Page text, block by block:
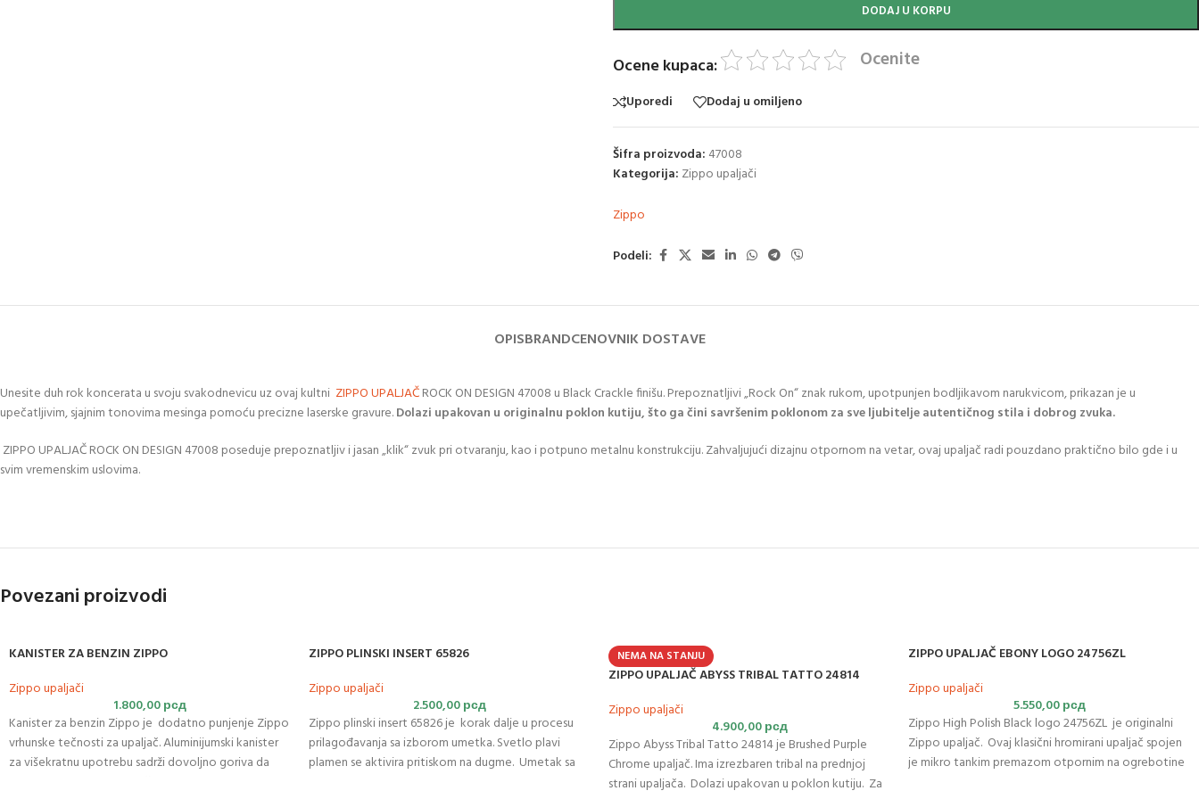
DODAJ U KORPU
Ocene kupaca: Ocenite
Uporedi Dodaj u omiljeno
Šifra proizvoda: 47008
Kategorija: Zippo upaljači
Zippo
Podeli:
OPISBRANDCENOVNIK DOSTAVE
Unesite duh rok koncerata u svoju svakodnevicu uz ovaj kultni ZIPPOUPALJAČROCK ON DESIGN 47008 u Black Crackle finišu. Prepoznatljivi „Rock On“ znak rukom, upotpunjen bodljikavom narukvicom, prikazan je u
upečatljivim, sjajnim tonovima mesinga pomoću precizne laserske gravure.Dolazi upakovan u originalnu poklon kutiju, što ga čini savršenim poklonom za sve ljubitelje autentičnog stila i dobrog zvuka.
ZIPPO UPALJAČ ROCK ON DESIGN 47008 poseduje prepoznatljiv i jasan „klik“ zvuk pri otvaranju, kao i potpuno metalnu konstrukciju. Zahvaljujući dizajnu otpornom na vetar, ovaj upaljač radi pouzdano praktično bilo gde i u
svim vremenskim uslovima.
Povezani proizvodi
KANISTER ZA BENZIN ZIPPO
Zippo upaljači
1.800,00рсд
Kanister za benzin Zippo je dodatno punjenje Zippo
vrhunske tečnosti za upaljač. Aluminijumski kanister
za višekratnu upotrebu sadrži dovoljno goriva da
ZIPPO PLINSKI INSERT 65826
Zippo upaljači
2.500,00рсд
Zippo plinski insert 65826 je korak dalje u procesu
prilagođavanja sa izborom umetka. Svetlo plavi
plamen se aktivira pritiskom na dugme. Umetak sa
NEMA NA STANJU
ZIPPO UPALJAČ ABYSS TRIBAL TATTO 24814
Zippo upaljači
4.900,00рсд
Zippo Abyss Tribal Tatto 24814 je Brushed Purple
Chrome upaljač. Ima izrezbaren tribal na prednjoj
strani upaljača. Dolazi upakovan u poklon kutiju. Za
ZIPPO UPALJAČ EBONY LOGO 24756ZL
Zippo upaljači
5.550,00рсд
Zippo High Polish Black logo 24756ZL je originalni
Zippo upaljač. Ovaj klasični hromirani upaljač spojen
je mikro tankim premazom otpornim na ogrebotine